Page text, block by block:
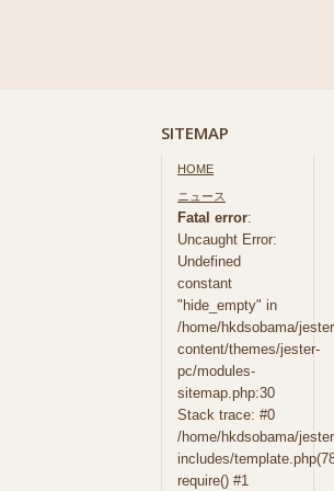
SITEMAP
HOME
ニュース
Fatal error:
Uncaught Error:
Undefined
constant
"hide_empty" in
/home/hkdsobama/
content/themes/jester-
pc/modules-
sitemap.php:30
Stack trace: #0
/home/hkdsobama/
includes/
require() #1